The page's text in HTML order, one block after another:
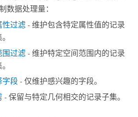
数据处理量：
性过滤 - 维护包含特定属性值的记录
围过滤 - 维护特定空间范围内的记录
字段- 仅维护感兴趣的字段。
- 保留与特定几何相交的记录子集。